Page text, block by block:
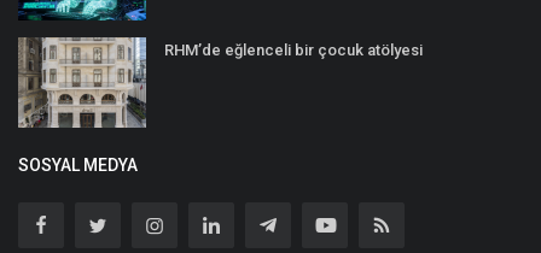
RHM’de eğlenceli bir çocuk atölyesi
SOSYAL MEDYA